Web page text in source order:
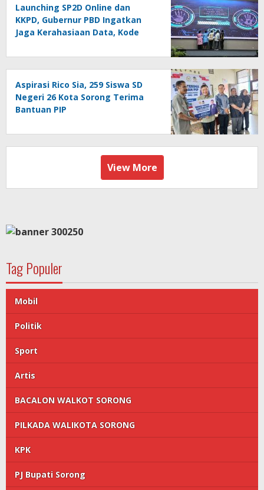
Launching SP2D Online dan
KKPD, Gubernur PBD Ingatkan
Jaga Kerahasiaan Data, Kode
Aspirasi Rico Sia, 259 Siswa SD
Negeri 26 Kota Sorong Terima
Bantuan PIP
View More
Tag Populer
Mobil
Politik
Sport
Artis
BACALON WALKOT SORONG
PILKADA WALIKOTA SORONG
KPK
PJ Bupati Sorong